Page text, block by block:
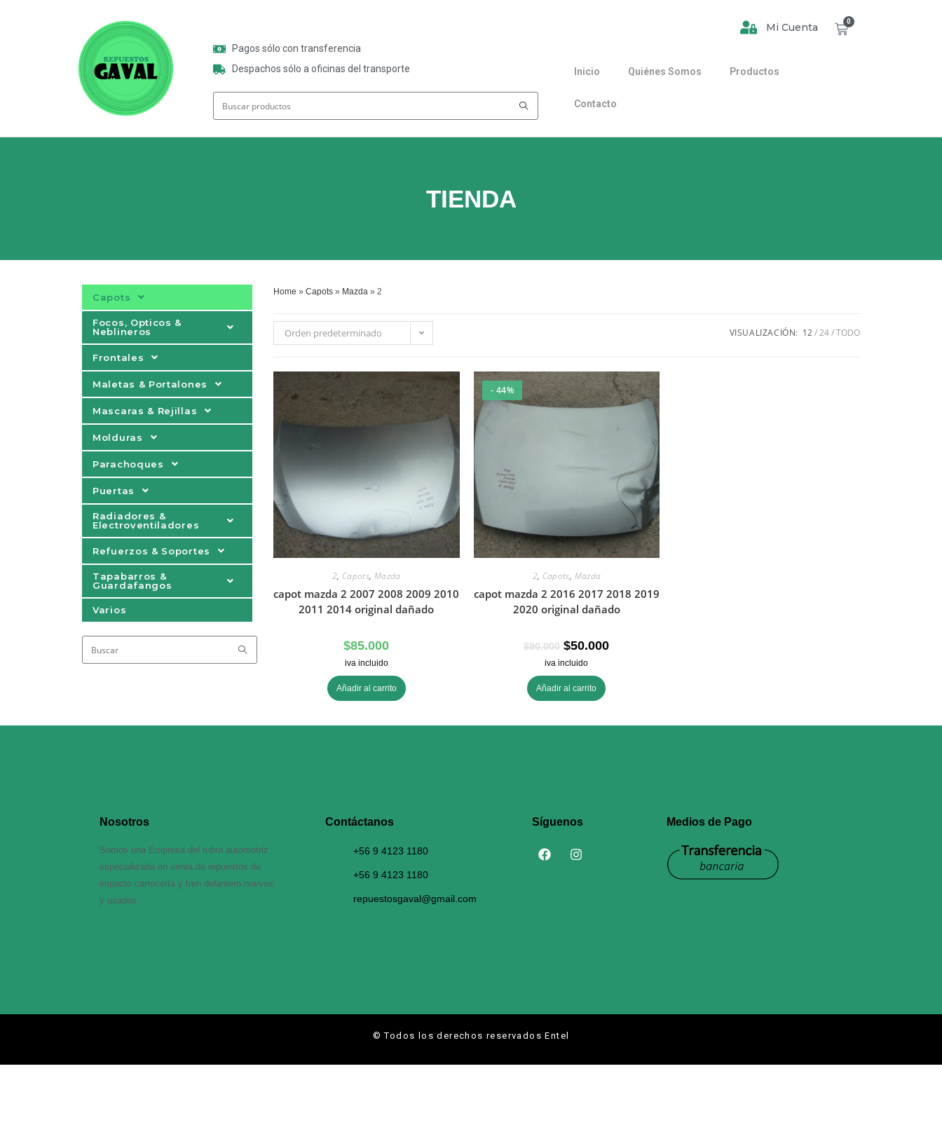
Pagos sólo con transferencia
Despachos sólo a oficinas del transporte
Mi Cuenta 0
Inicio Quiénes Somos Productos
Contacto
TIENDA
Capots
Focos, Opticos &
Neblineros
Frontales
Maletas & Portalones
Mascaras & Rejillas
Molduras
Parachoques
Puertas
Radiadores &
Electroventiladores
Refuerzos & Soportes
Tapabarros &
Guardafangos
Varios
Home » Capots» Mazda» 2
Orden predeterminado VISUALIZACIÓN: 12 24 TODO
2, Capots, Mazda
capot mazda 2 2007 2008 2009 2010
2011 2014 original dañado
$85.000
iva incluido
Añadir al carrito
- 44%
2, Capots, Mazda
capot mazda 2 2016 2017 2018 2019
2020 original dañado
$90.000 $50.000
iva incluido
Añadir al carrito
Nosotros
Somos una Empresa del rubro automotriz
especializada en venta de repuestos de
impacto carrocería y tren delantero nuevos
y usados.
Contáctanos​
+56 9 4123 1180
+56 9 4123 1180
repuestosgaval@gmail.com
Síguenos Medios de Pago
© Todos los derechos reservados Entel